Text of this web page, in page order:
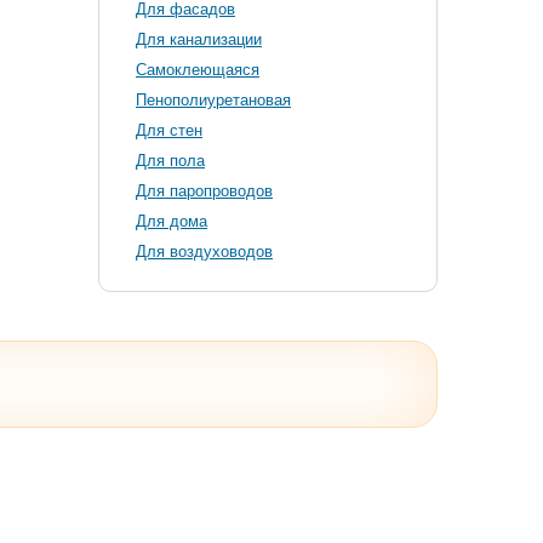
Для фасадов
Для канализации
Самоклеющаяся
Пенополиуретановая
Для стен
Для пола
Для паропроводов
Для дома
Для воздуховодов